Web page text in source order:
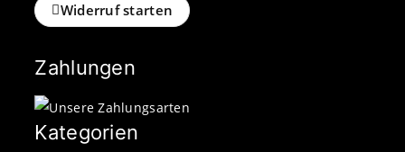
Widerruf starten
Zahlungen
Kategorien